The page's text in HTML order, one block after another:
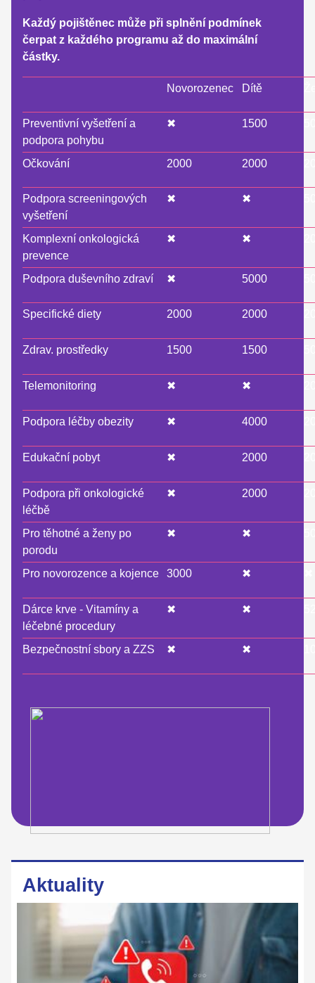
Každý pojištěnec může při splnění podmínek
čerpat z každého programu až do maximální
částky.
Novorozenec Dítě
Preventivní vyšetření a
podpora pohybu
✖ 1500
Očkování 2000 2000
Podpora screeningových
vyšetření
✖ ✖
Komplexní onkologická
prevence
✖ ✖
Podpora duševního zdraví ✖ 5000
Specifické diety 2000 2000
Zdrav. prostředky 1500 1500
Telemonitoring ✖ ✖
Podpora léčby obezity ✖ 4000
Edukační pobyt ✖ 2000
Podpora při onkologické
léčbě
✖ 2000
Pro těhotné a ženy po
porodu
✖ ✖
Pro novorozence a kojence 3000 ✖
Dárce krve - Vitamíny a
léčebné procedury
✖ ✖
Bezpečnostní sbory a ZZS ✖ ✖
Aktuality